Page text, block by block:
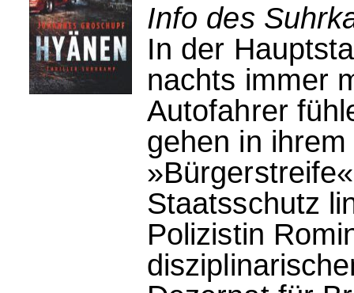
Info des
In der
nachts immer
Autofahrer
gehen in
Staatsschutz
Polizistin